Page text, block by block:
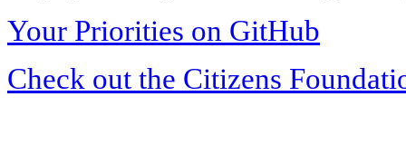
Your Priorities on GitHub
Check out the Citizens